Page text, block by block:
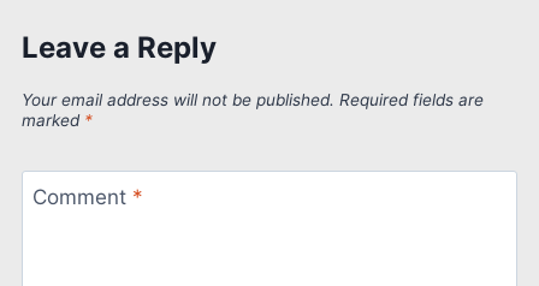
Leave a Reply
Your email address will not be published. Required fields are
marked *
Comment *